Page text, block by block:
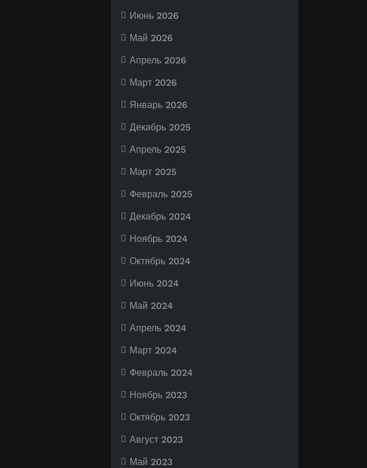
Июнь 2026
Май 2026
Апрель 2026
Март 2026
Январь 2026
Декабрь 2025
Апрель 2025
Март 2025
Февраль 2025
Декабрь 2024
Ноябрь 2024
Октябрь 2024
Июнь 2024
Май 2024
Апрель 2024
Март 2024
Февраль 2024
Ноябрь 2023
Октябрь 2023
Август 2023
Май 2023